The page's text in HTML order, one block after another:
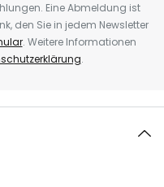
Eine Abmeldung ist
den Sie in jedem Newsletter
. Weitere Informationen
.